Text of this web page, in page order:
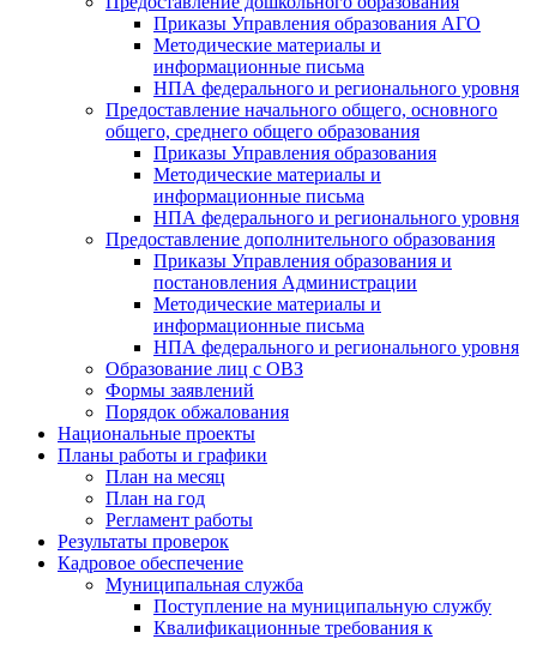
Приказы Управления образования АГО
Методические материалы и
информационные письма
НПА федерального и регионального уровня
Предоставление начального общего, основного
общего, среднего общего образования
Приказы Управления образования
Методические материалы и
информационные письма
НПА федерального и регионального уровня
Предоставление дополнительного образования
Приказы Управления образования и
постановления Администрации
Методические материалы и
информационные письма
НПА федерального и регионального уровня
Образование лиц с ОВЗ
Формы заявлений
Порядок обжалования
Национальные проекты
Планы работы и графики
План на месяц
План на год
Регламент работы
Результаты проверок
Кадровое обеспечение
Муниципальная служба
Поступление на муниципальную службу
Квалификационные требования к